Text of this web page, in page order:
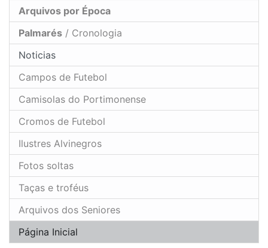
Arquivos por Época
Palmarés / Cronologia
Noticias
Campos de Futebol
Camisolas do Portimonense
Cromos de Futebol
Ilustres Alvinegros
Fotos soltas
Taças e troféus
Arquivos dos Seniores
Página Inicial